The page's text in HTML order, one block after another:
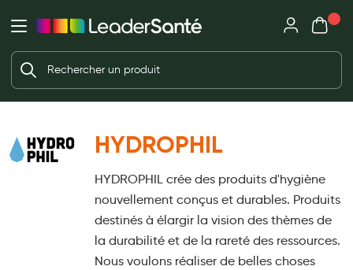
Ma Pharmacie LeaderSanté
Ouvrir l'application
Ouvrir
Créer un compte
Mon
Votre panier est vide
Beauté et soin
Corps
Soins mains et ongles
HYDROPHIL
HYDROPHIL crée des produits d'hygiène
nouvellement conçus et durables. Produits
destinés à élargir la vision des thèmes de
la durabilité et de la rareté des ressources.
Nous voulons réaliser de belles choses